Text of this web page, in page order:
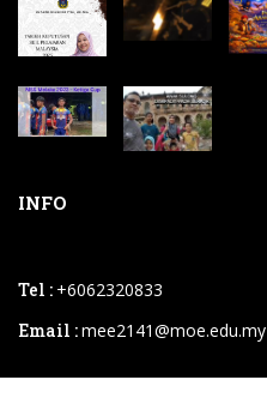
INFO
Tel : +6062320833
Email :mee2141@moe.edu.my